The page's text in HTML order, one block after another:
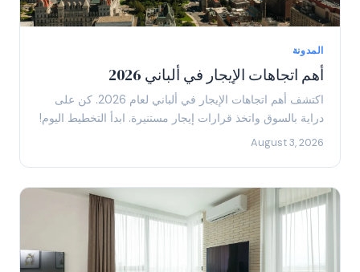
المدونة
أهم اتجاهات الإيجار في ألباني 2026
اكتشف أهم اتجاهات الإيجار في ألباني لعام 2026. كن على
دراية بالسوق واتخذ قرارات إيجار مستنيرة. ابدأ التخطيط اليوم!
August 3, 2026